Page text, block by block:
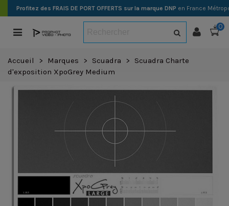
Profitez des FRAIS DE PORT OFFERTS sur la marque DNP en France
0
Accueil > Marques > Scuadra >
Scuadra Charte
d'exposition XpoGrey Medium